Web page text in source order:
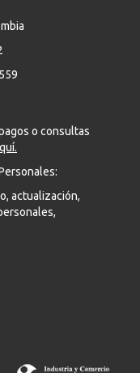
o consultas
actualización,